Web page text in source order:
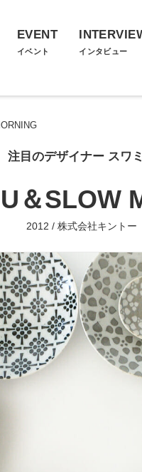
EVENT
イベント インタビュー
注目のデザイナー スワ
＆SLOW
2012 / 株式会社キントー